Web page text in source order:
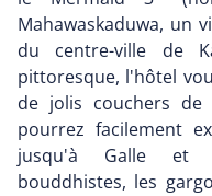
Mahawaskaduwa, un
du centre-ville de
pittoresque, l'hôtel
de jolis couchers
pourrez facilement
jusqu'à Galle et
bouddhistes, les